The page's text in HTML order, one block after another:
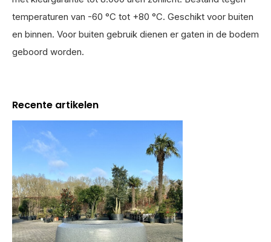
temperaturen van -60 °C tot +80 °C. Geschikt voor buiten
en binnen. Voor buiten gebruik dienen er gaten in de bodem
geboord worden.
Recente artikelen